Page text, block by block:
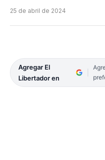
25 de abril de 2024
Agregar El
Libertador en